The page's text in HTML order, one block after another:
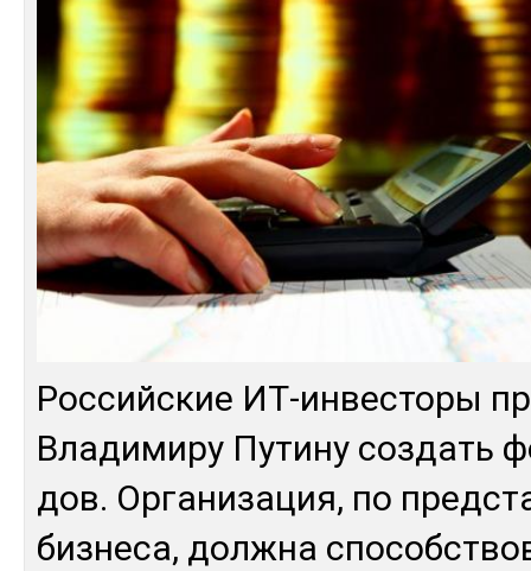
Рос­сий­ские ИТ-ин­вес­то­ры
Вла­дими­ру Пу­тину соз­дать
дов. Ор­га­низа­ция, по
биз­не­са, дол­жна